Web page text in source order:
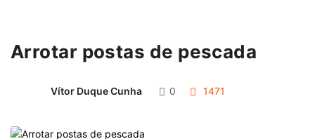
Arrotar postas de pescada
Vítor Duque Cunha 0 1471